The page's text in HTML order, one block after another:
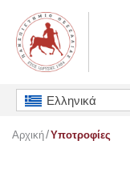
περιεχόμενο
Ελληνικά
Αρχική Υποτροφίες